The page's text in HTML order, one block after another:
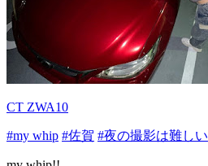
CT ZWA10
#my whip #佐賀 #夜の撮影は難しい